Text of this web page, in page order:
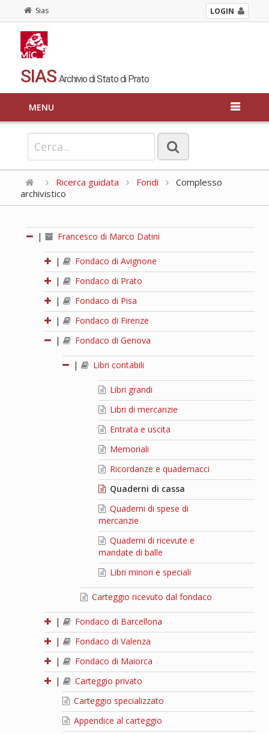
Sias LOGIN
SIAS Archivio di Stato di Prato
MENU
Ricerca guidata Fondi
Complesso
archivistico
| Francesco di Marco Datini
|
Fondaco di Avignone
|
Fondaco di Prato
|
Fondaco di Pisa
|
Fondaco di Firenze
|
Fondaco di Genova
| Libri contabili
Libri grandi
Libri di mercanzie
Entrata e uscita
Memoriali
Ricordanze e quadernacci
Quaderni di cassa
Quaderni di spese di
mercanzie
Quaderni di ricevute e
mandate di balle
Libri minori e speciali
Carteggio ricevuto dal fondaco
|
Fondaco di Barcellona
|
Fondaco di Valenza
|
Fondaco di Maiorca
|
Carteggio privato
Carteggio specializzato
Appendice al carteggio